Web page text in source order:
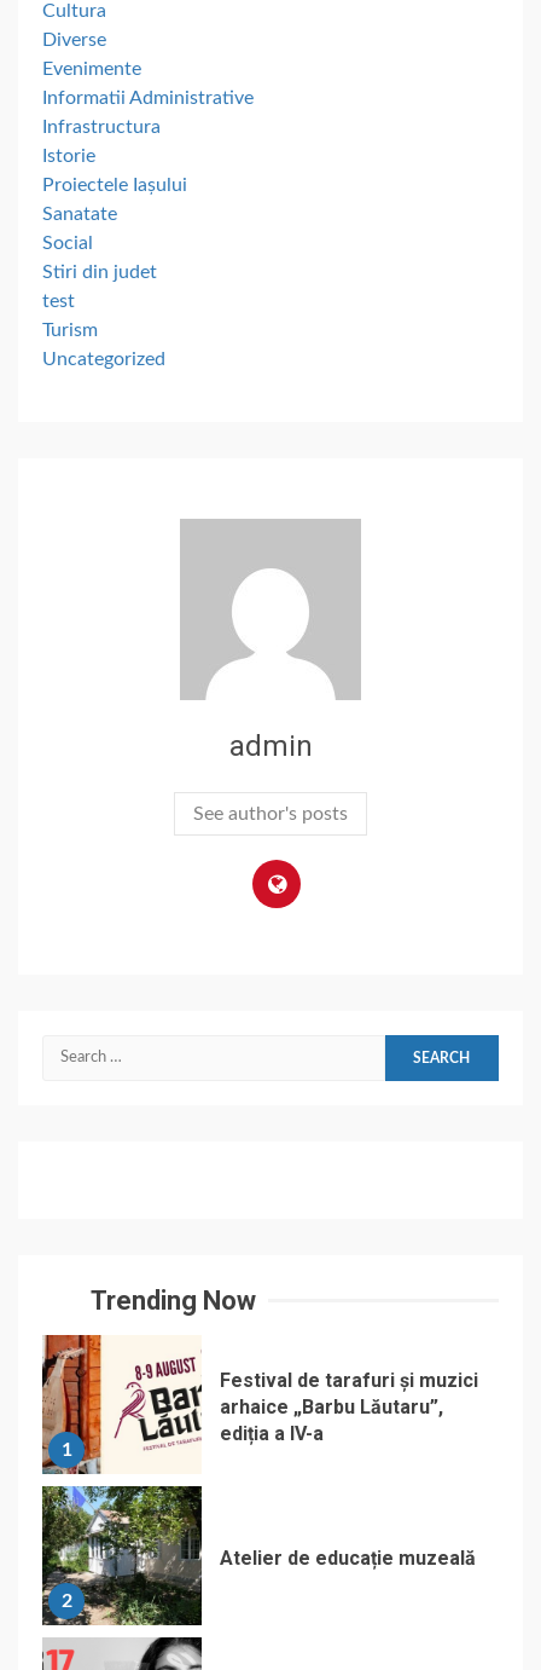
Cultura
Diverse
Evenimente
Informatii Administrative
Infrastructura
Istorie
Proiectele Iașului
Sanatate
Social
Stiri din judet
test
Turism
Uncategorized
admin
See author's posts
Search
Trending Now
1
Festival de tarafuri și muzici
arhaice „Barbu Lăutaru”,
ediția a IV-a
2
Atelier de educație muzeală